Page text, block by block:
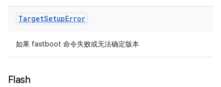
TargetSetupError
如果 fastboot 命令失败或无法确定版本
Flash